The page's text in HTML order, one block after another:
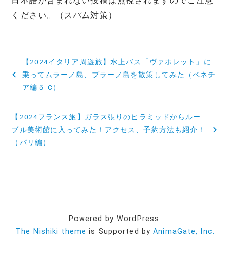
ください。（スパム対策）
稿
ビ
ゲ
【2024イタリア周遊旅】水上バス「ヴァポレット」に
乗ってムラーノ島、ブラーノ島を散策してみた（ベネチ
ア編５‐C）
【2024フランス旅】ガラス張りのピラミッドからルー
ブル美術館に入ってみた！アクセス、予約方法も紹介！
（パリ編）
Powered by WordPress.
The Nishiki theme is Supported byAnimaGate, Inc.